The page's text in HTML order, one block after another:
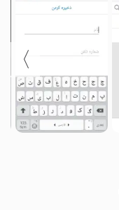
〉